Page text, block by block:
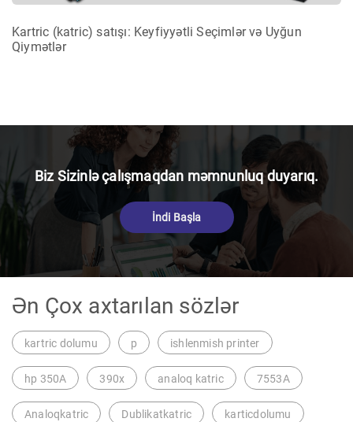
Kartric (katric) satışı: Keyfiyyətli Seçimlər və Uyğun
Qiymətlər
Biz Sizinlə çalışmaqdan məmnunluq duyarıq.
İndi Başla
Ən Çox axtarılan sözlər
kartric dolumu p ishlenmish printer
hp 350A 390x analoq katric 7553A
Analoqkatric Dublikatkatric karticdolumu